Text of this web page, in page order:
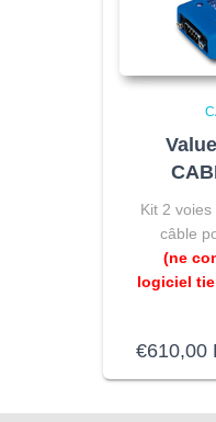
Kit 2
câble
(ne
logiciel
€610,00